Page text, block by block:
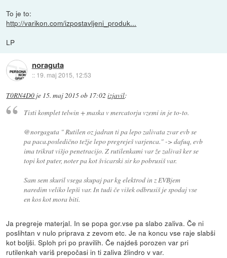
To je to:
http://varikon.com/izpostavljeni_produk...
LP
noraguta
:: 19. maj 2015, 12:53
T0RN4D0 je 15. maj 2015 ob 17:02 izjavil:
Tisti komplet telwin + maska v mercatorju vzemi in je to-to.
@norgaguta " Rutilen oz jadran ti pa lepo zalivata zvar evb se
pa paca.posledično težje lepo pregreješ varjenca." -> dafuq, evb
ima trikrat višjo penetracijo. Z rutilenkami var že zalivaš ker se
topi kot puter, noter pa kot švicarski sir ko pobrusiš var.
Sam sem skuril vsega skupaj par kg elektrod in z EVBjem
naredim veliko lepši var. In tudi če višek odbrusiš je spodaj vse
en kos kot mora biti.
Ja pregreje materjal. In se popa gor.vse pa slabo zaliva. Če ni
poslihtan v nulo priprava z zevom etc. Je na koncu vse raje slabši
kot boljši. Sploh pri po pravilih. Če najdeš porozen var pri
rutilenkah variš prepočasi in ti zaliva žlindro v var.